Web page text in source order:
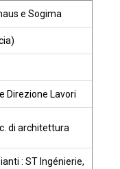
e Sogima
Direzione Lavori
di architettura
: ST Ingénierie,